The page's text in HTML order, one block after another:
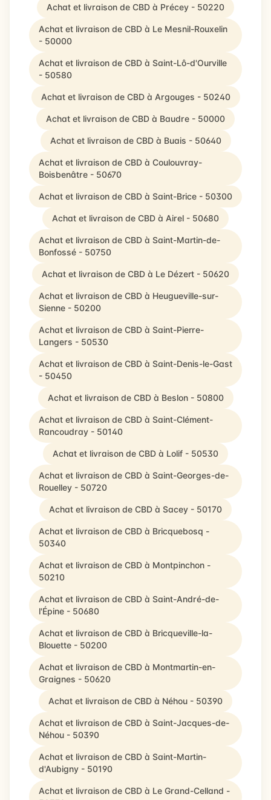
Achat et livraison de CBD à Précey - 50220
Achat et livraison de CBD à Le Mesnil-Rouxelin
- 50000
Achat et livraison de CBD à Saint-Lô-d'Ourville
- 50580
Achat et livraison de CBD à Argouges - 50240
Achat et livraison de CBD à Baudre - 50000
Achat et livraison de CBD à Buais - 50640
Achat et livraison de CBD à Coulouvray-
Boisbenâtre - 50670
Achat et livraison de CBD à Saint-Brice - 50300
Achat et livraison de CBD à Airel - 50680
Achat et livraison de CBD à Saint-Martin-de-
Bonfossé - 50750
Achat et livraison de CBD à Le Dézert - 50620
Achat et livraison de CBD à Heugueville-sur-
Sienne - 50200
Achat et livraison de CBD à Saint-Pierre-
Langers - 50530
Achat et livraison de CBD à Saint-Denis-le-Gast
- 50450
Achat et livraison de CBD à Beslon - 50800
Achat et livraison de CBD à Saint-Clément-
Rancoudray - 50140
Achat et livraison de CBD à Lolif - 50530
Achat et livraison de CBD à Saint-Georges-de-
Rouelley - 50720
Achat et livraison de CBD à Sacey - 50170
Achat et livraison de CBD à Bricquebosq -
50340
Achat et livraison de CBD à Montpinchon -
50210
Achat et livraison de CBD à Saint-André-de-
l'Épine - 50680
Achat et livraison de CBD à Bricqueville-la-
Blouette - 50200
Achat et livraison de CBD à Montmartin-en-
Graignes - 50620
Achat et livraison de CBD à Néhou - 50390
Achat et livraison de CBD à Saint-Jacques-de-
Néhou - 50390
Achat et livraison de CBD à Saint-Martin-
d'Aubigny - 50190
Achat et livraison de CBD à Le Grand-Celland -